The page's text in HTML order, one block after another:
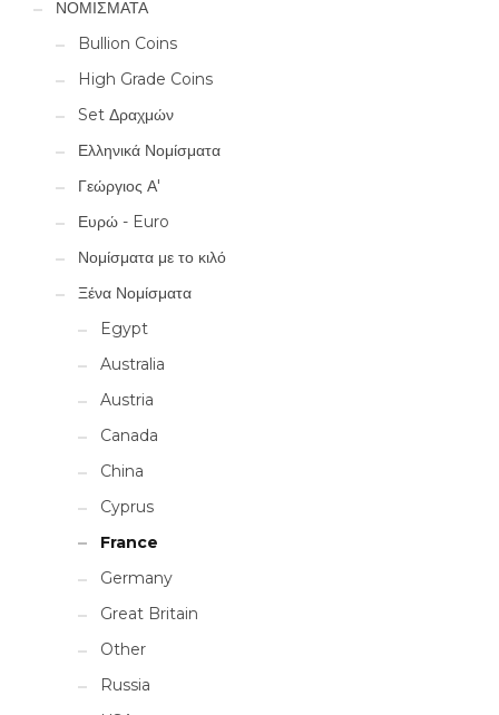
ΝΟΜΙΣΜΑΤΑ
Bullion Coins
High Grade Coins
Set Δραχμών
Ελληνικά Νομίσματα
Γεώργιος Α'
Ευρώ - Euro
Νομίσματα με το κιλό
Ξένα Νομίσματα
Egypt
Australia
Austria
Canada
China
Cyprus
France
Germany
Great Britain
Other
Russia